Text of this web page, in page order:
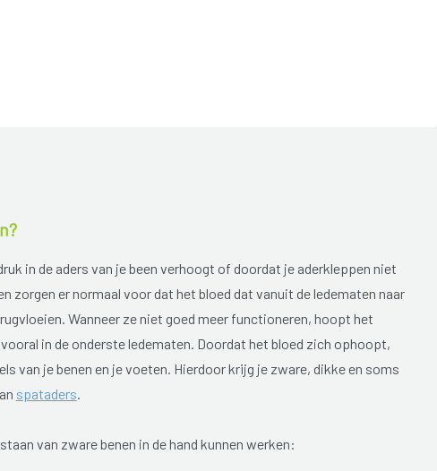
in de aders van je been verhoogt of doordat je aderkleppen niet
zorgen er normaal voor dat het bloed dat vanuit de ledematen naar
Wanneer ze niet goed meer functioneren, hoopt het
in de onderste ledematen. Doordat het bloed zich ophoopt,
van je benen en je voeten. Hierdoor krijg je zware, dikke en soms
spataders.
van zware benen in de hand kunnen werken: